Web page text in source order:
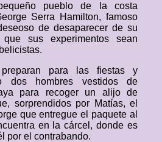
pueblo de la costa
Serra Hamilton, famoso
de desaparecer de su
sus experimentos sean
para las fiestas y
dos hombres vestidos de
para recoger un alijo de
sorprendidos por Matías, el
que entregue el paquete al
en la cárcel, donde es
por el contrabando.